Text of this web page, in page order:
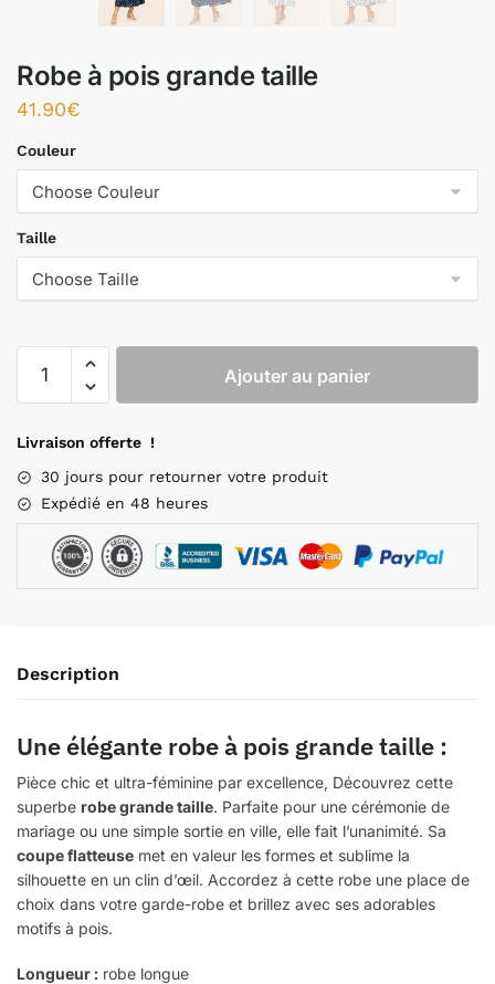
Robe à pois grande taille
41.90€
Couleur
Taille
Ajouter au panier
Livraison offerte !
30 jours pour retourner votre produit
Expédié en 48 heures
Description
Une élégante robe à pois grande taille :
Pièce chic et ultra-féminine par excellence, Découvrez cette
superbe robe grande taille. Parfaite pour une cérémonie de
mariage ou une simple sortie en ville, elle fait l’unanimité. Sa
coupe flatteuse met en valeur les formes et sublime la
silhouette en un clin d’œil. Accordez à cette robe une place de
choix dans votre garde-robe et brillez avec ses adorables
motifs à pois.
Longueur : robe longue